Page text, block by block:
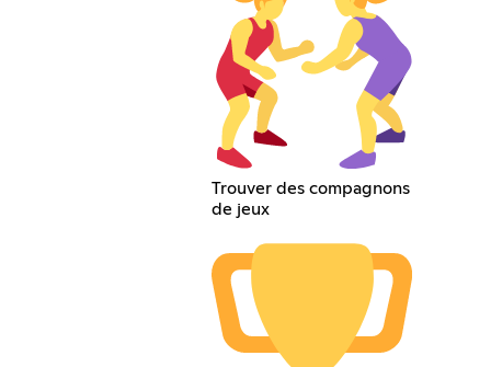
Trouver des compagnons
de jeux